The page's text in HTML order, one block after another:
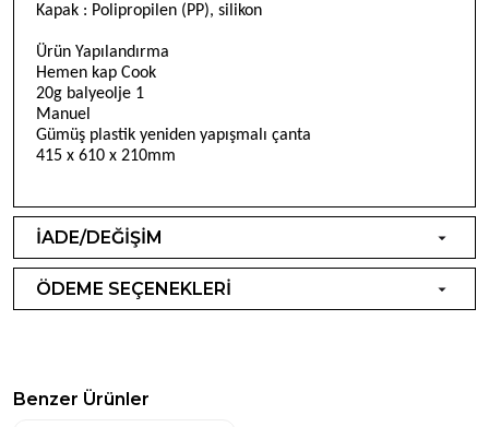
Kapak : Polipropilen (PP), silikon
Ürün Yapılandırma
Hemen kap Cook
20g balyeolje 1
Manuel
Gümüş plastik yeniden yapışmalı çanta
415 x 610 x 210mm
İADE/DEĞİŞİM
ÖDEME SEÇENEKLERİ
Benzer Ürünler